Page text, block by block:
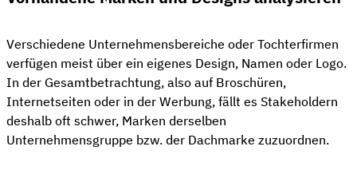
Verschiedene Unternehmensbereiche oder Tochterfirmen
verfügen meist über ein eigenes Design, Namen oder Logo.
In der Gesamtbetrachtung, also auf Broschüren,
Internetseiten oder in der Werbung, fällt es Stakeholdern
deshalb oft schwer, Marken derselben
Unternehmensgruppe bzw. der Dachmarke zuzuordnen.